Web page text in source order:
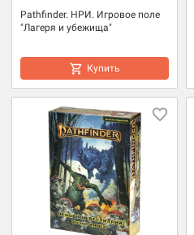
Pathfinder. НРИ. Игровое поле
"Лагеря и убежища"
Купить